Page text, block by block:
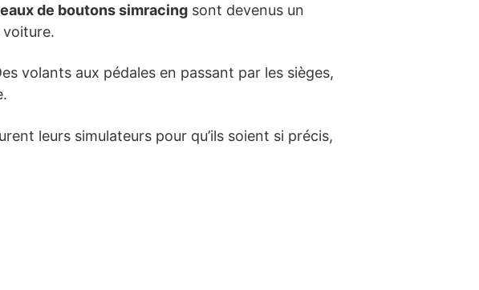
de boutons simracing sont devenus un
voiture.
volants aux pédales en passant par les sièges,
leurs simulateurs pour qu’ils soient si précis,